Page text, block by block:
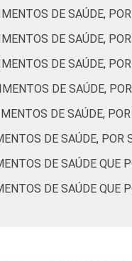
Interior
Regional de
e comunicação nos
DE SAÚDE,
DE SAÚDE,
DE SAÚDE,
DE SAÚDE,
DE SAÚDE,
DE SAÚDE, POR
DE SAÚDE QUE
DE SAÚDE QUE